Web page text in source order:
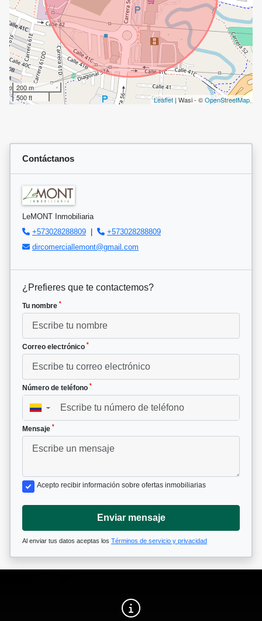
200 m
500 ft
Leaflet | Wasi - ©OpenStreetMap
Contáctanos
LeMONT Inmobiliaria
+573028288809 |
+573028288809
dircomerciallemont@gmail.com
¿Prefieres que te contactemos?
Tu nombre *
Correo electrónico *
Número de teléfono *
▼
Mensaje *
Acepto recibir información sobre ofertas inmobiliarias
Enviar mensaje
Al enviar tus datos aceptas los Términos de servicio y privacidad